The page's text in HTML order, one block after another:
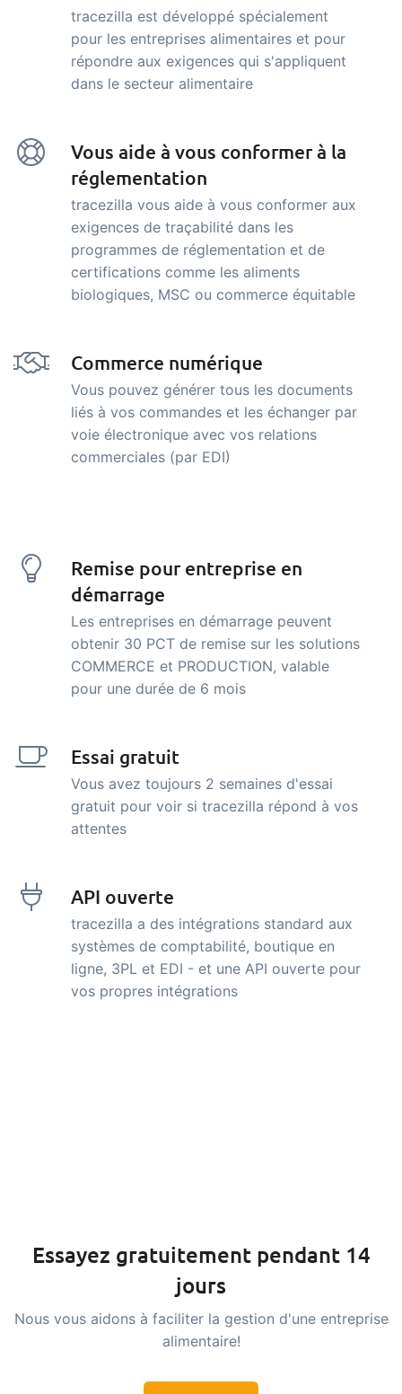
tracezilla est développé spécialement
pour les entreprises alimentaires et pour
répondre aux exigences qui s'appliquent
dans le secteur alimentaire
Vous aide à vous conformer à la
réglementation
tracezilla vous aide à vous conformer aux
exigences de traçabilité dans les
programmes de réglementation et de
certifications comme les aliments
biologiques, MSC ou commerce équitable
Commerce numérique
Vous pouvez générer tous les documents
liés à vos commandes et les échanger par
voie électronique avec vos relations
commerciales (par EDI)
Remise pour entreprise en
démarrage
Les entreprises en démarrage peuvent
obtenir 30 PCT de remise sur les solutions
COMMERCE et PRODUCTION, valable
pour une durée de 6 mois
Essai gratuit
Vous avez toujours 2 semaines d'essai
gratuit pour voir si tracezilla répond à vos
attentes
API ouverte
tracezilla a des intégrations standard aux
systèmes de comptabilité, boutique en
ligne, 3PL et EDI - et une API ouverte pour
vos propres intégrations
Essayez gratuitement pendant 14
jours
Nous vous aidons à faciliter la gestion d'une entreprise
alimentaire!